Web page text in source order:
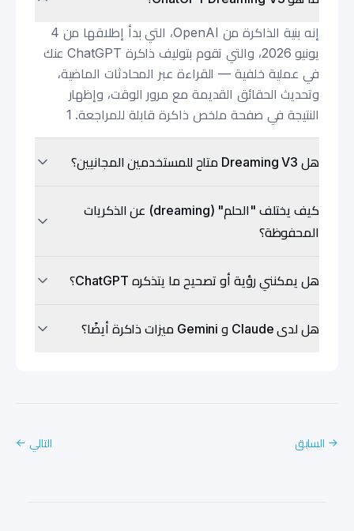
إنه بنية الذاكرة من OpenAI، التي بدأ إطلاقها من 4
يونيو 2026، والتي تقوم بتوليف ذاكرة ChatGPT عنك
في عملية خلفية — القراءة عبر المحادثات الماضية،
وتحديث الحقائق القديمة مع مرور الوقت، وإظهار
النتيجة في صفحة ملخص ذاكرة قابلة للمراجعة. 1
هل Dreaming V3 متاح للمستخدمين المجانيين؟
كيف يختلف "الحلم" (dreaming) عن الذكريات
المحفوظة؟
هل يمكنني رؤية أو تصحيح ما يتذكره ChatGPT؟
هل لدى Claude و Gemini ميزات ذاكرة أيضًا؟
← السابق التالي →